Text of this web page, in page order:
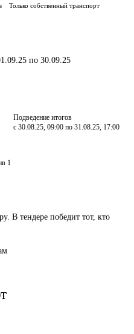
Только собственный транспорт
по 30.09.25
Подведение итогов
с 30.08.25, 09:00 по 31.08.25, 17:00
1
В тендере победит тот, кто